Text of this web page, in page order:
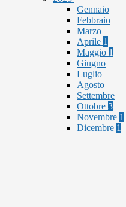
Gennaio
Febbraio
Marzo
Aprile 1
Maggio 1
Giugno
Luglio
Agosto
Settembre
Ottobre 3
Novembre 1
Dicembre 1